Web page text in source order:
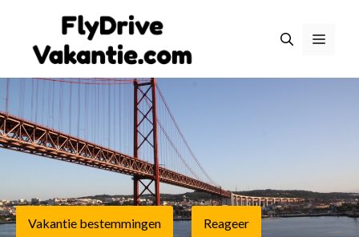
Menu
Vakantie bestemmingen Reageer